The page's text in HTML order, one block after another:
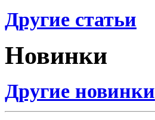
Другие статьи
Новинки
Другие новинки